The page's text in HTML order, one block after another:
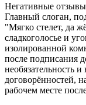
Негативные
Главный слоган,
"Мягко стелет, да
сладкоголосье и
изолированной
после подписания
необязательность
договорённостей,
рабочем месте